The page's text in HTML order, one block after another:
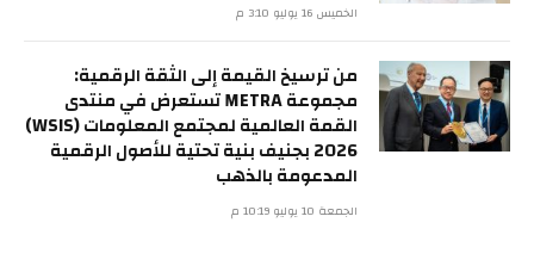
الخميس 16 يوليو 3:10 م
من ترسيخ القيمة إلى الثقة الرقمية:
مجموعة METRA تستعرض في منتدى
القمة العالمية لمجتمع المعلومات (WSIS)
2026 بجنيف بنية تحتية للأصول الرقمية
المدعومة بالذهب
الجمعة 10 يوليو 10:19 م